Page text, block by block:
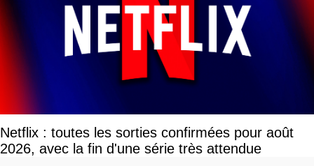
Netflix : toutes les sorties confirmées pour août
2026, avec la fin d'une série très attendue